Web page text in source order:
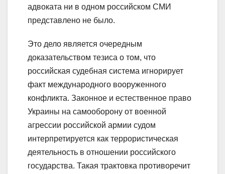
адвоката ни в одном российском СМИ
представлено не было.
Это дело является очередным
доказательством тезиса о том, что
российская судебная система игнорирует
факт международного вооруженного
конфликта. Законное и естественное право
Украины на самооборону от военной
агрессии российской армии судом
интерпретируется как террористическая
деятельность в отношении российского
государства. Такая трактовка противоречит